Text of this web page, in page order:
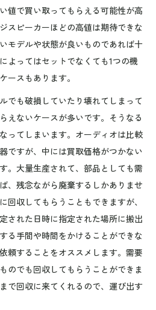
値で買い取ってもらえる可能性が高
スピーカーほどの高値は期待できな
モデルや状態が良いものであれば十
よってはセットでなくても1つの機
ースもあります。
でも破損していたり壊れてしまって
えないケースが多いです。そうなる
ってしまいます。オーディオは比較
ですが、中には買取価格がつかない
。大量生産されて、部品としても需
、残念ながら廃棄するしかありませ
回収してもらうこともできますが、
された日時に指定された場所に搬出
る手間や時間をかけることができな
頼することをオススメします。需要
のでも回収してもらうことができま
で回収に来てくれるので、運び出す